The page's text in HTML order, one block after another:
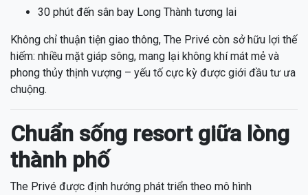
30 phút đến sân bay Long Thành tương lai
Không chỉ thuận tiện giao thông, The Privé còn sở hữu lợi thế
hiếm: nhiều mặt giáp sông, mang lại không khí mát mẻ và
phong thủy thịnh vượng – yếu tố cực kỳ được giới đầu tư ưa
chuộng.
Chuẩn sống resort giữa lòng
thành phố
The Privé được định hướng phát triển theo mô hình